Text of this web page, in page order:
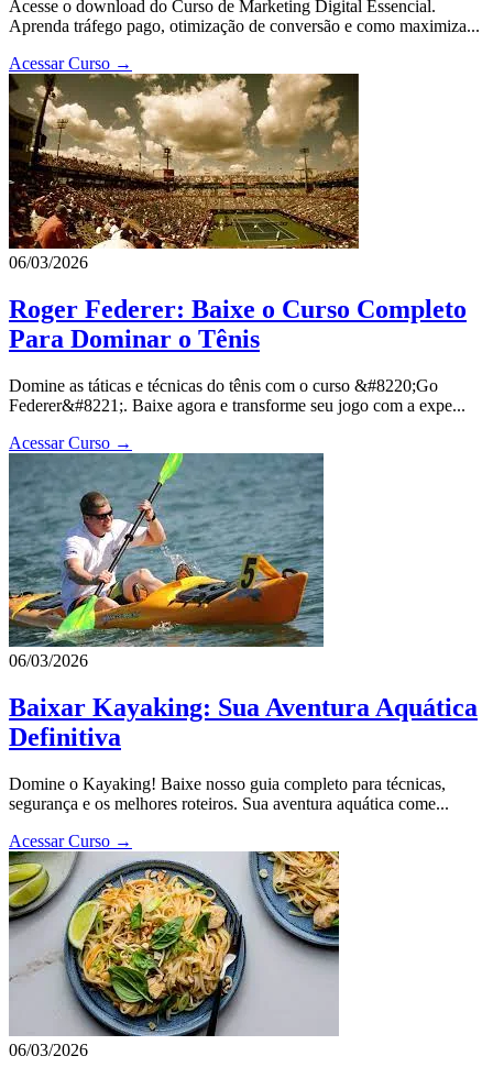
Acesse o download do Curso de Marketing Digital Essencial.
Aprenda tráfego pago, otimização de conversão e como maximiza...
Acessar Curso →
06/03/2026
Roger Federer: Baixe o Curso Completo
Para Dominar o Tênis
Domine as táticas e técnicas do tênis com o curso &#8220;Go
Federer&#8221;. Baixe agora e transforme seu jogo com a expe...
Acessar Curso →
06/03/2026
Baixar Kayaking: Sua Aventura Aquática
Definitiva
Domine o Kayaking! Baixe nosso guia completo para técnicas,
segurança e os melhores roteiros. Sua aventura aquática come...
Acessar Curso →
06/03/2026